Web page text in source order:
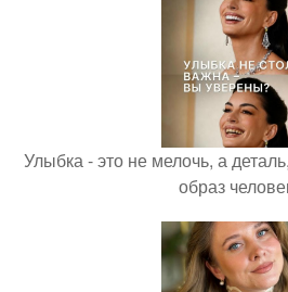
Улыбка - это не мелочь, а
образ